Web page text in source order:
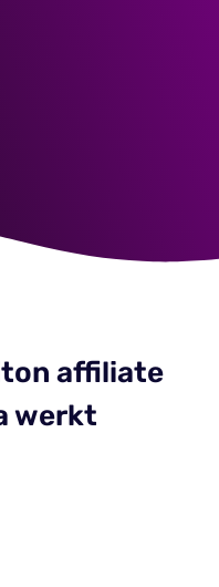
affiliate
werkt